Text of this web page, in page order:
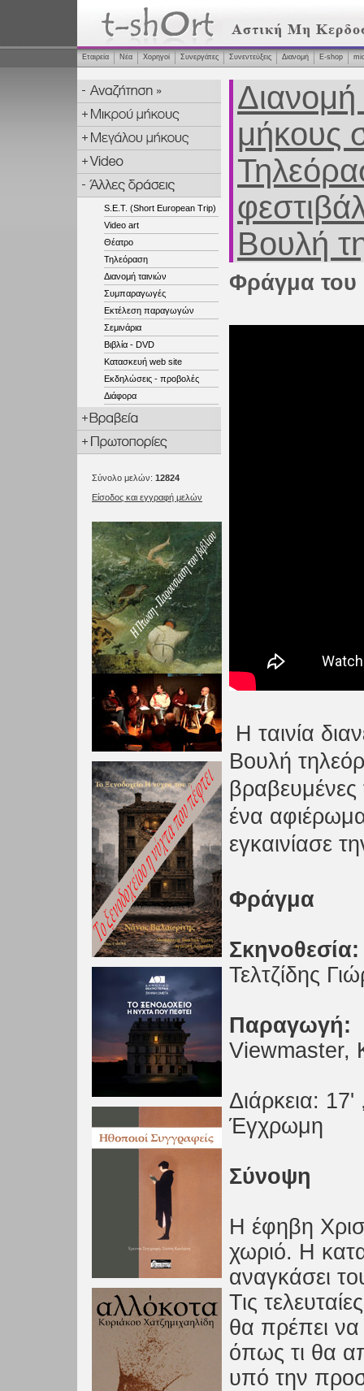
Εταιρεία Νέα Χορηγοί Συνεργάτες Συνεντεύξεις Διανομή Ε-shop
S.E.T. (Short European Trip)
Video art
Θέατρο
Τηλεόραση
Διανομή ταινιών
Συμπαραγωγές
Εκτέλεση παραγωγών
Σεμινάρια
Βιβλία - DVD
Κατασκευή web site
Εκδηλώσεις - προβολές
Διάφορα
Σύνολο μελών: 12824
Είσοδος και εγγραφή μελών
Διανομή
μήκους
Βουλή
Φράγμα του
Η ταινία
Βουλή
βραβευμένες
ένα
εγκαινίασε
Φράγμα
Σκηνοθεσία:
Τελτζίδης
Παραγωγή:
Viewmaster,
Διάρκεια:
Έγχρωμη
Σύνοψη
H έφηβη
χωριό. Η
αναγκάσει
Τις
θα πρέπει
όπως τι θα
υπό την